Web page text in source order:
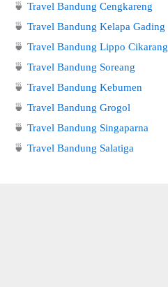
🍵 Travel Bandung Cengkareng
🍵 Travel Bandung Kelapa Gading
🍵 Travel Bandung Lippo Cikarang
🍵 Travel Bandung Soreang
🍵 Travel Bandung Kebumen
🍵 Travel Bandung Grogol
🍵 Travel Bandung Singaparna
🍵 Travel Bandung Salatiga